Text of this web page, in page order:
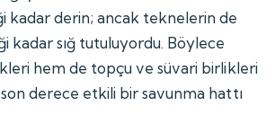
kadar derin; ancak teknelerin de
kadar sığ tutuluyordu. Böylece
hem de topçu ve süvari birlikleri
derece etkili bir savunma hattı